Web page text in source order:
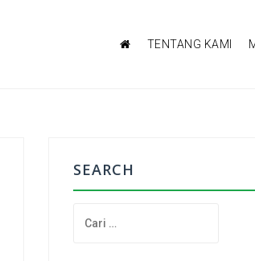
TENTANG KAMI
SEARCH